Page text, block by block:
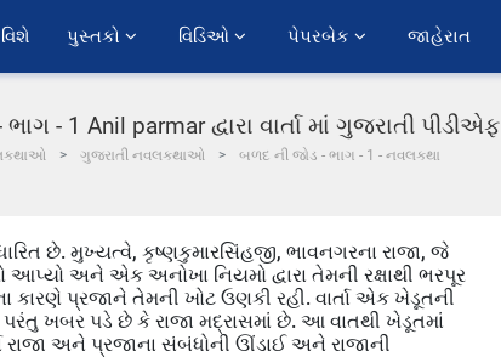
પુસ્તકો વિડિઓ પેપરબેક જાહેરાત
- 1 Anil parmar દ્વારા વાર્તા માં ગુજરાતી પીડીએફ
ગુજરાતી નવલકથાઓ બળદ ની જોડ - ભાગ - 1 - નવલકથા
છે. મુખ્યત્વે, કૃષ્ણકુમારસિંહજી, ભાવનગરના રાજા, જે
આપ્યો અને એક અનોખા નિયમો દ્વારા તેમની રક્ષાથી ભરપૂર
કારણે પ્રજાને તેમની ખોટ ઉણકી રહી. વાર્તા એક ખેડૂતની
ખબર પડે છે કે રાજા મદ્રાસમાં છે. આ વાતથી ખેડૂતમાં
રાજા અને પ્રજાના સંબંધોની ઊંડાઈ અને રાજાની